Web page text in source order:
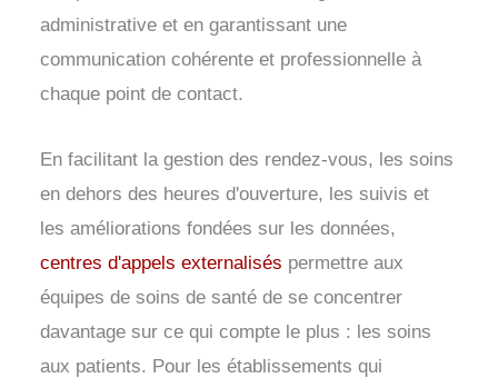
administrative et en garantissant une
communication cohérente et professionnelle à
chaque point de contact.
En facilitant la gestion des rendez-vous, les soins
en dehors des heures d'ouverture, les suivis et
les améliorations fondées sur les données,
centres d'appels externalisés permettre aux
équipes de soins de santé de se concentrer
davantage sur ce qui compte le plus : les soins
aux patients. Pour les établissements qui